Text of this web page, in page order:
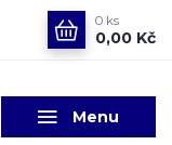
Menu
0 ks
0,00 Kč